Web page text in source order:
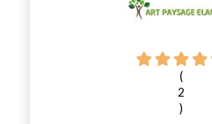
(
2
)